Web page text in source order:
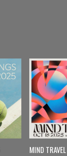
MIND TRAVEL